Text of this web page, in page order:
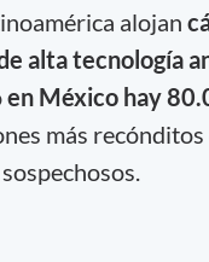
alojan
alta tecnología
en México hay
más recónditos